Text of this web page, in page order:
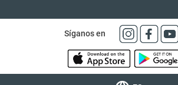
Síganos en